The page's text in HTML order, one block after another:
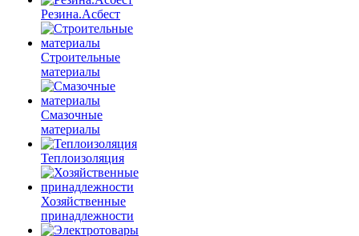
Резина.Асбест
Строительные
материалы
Смазочные
материалы
Теплоизоляция
Хозяйственные
принадлежности